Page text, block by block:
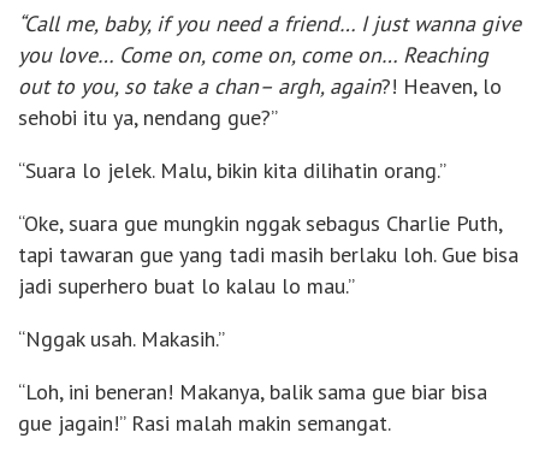
“Call me, baby, if you need a friend… I just wanna give
you love… Come on, come on, come on… Reaching
out to you, so take a chan– argh, again?! Heaven, lo
sehobi itu ya, nendang gue?”
“Suara lo jelek. Malu, bikin kita dilihatin orang.”
“Oke, suara gue mungkin nggak sebagus Charlie Puth,
tapi tawaran gue yang tadi masih berlaku loh. Gue bisa
jadi superhero buat lo kalau lo mau.”
“Nggak usah. Makasih.”
“Loh, ini beneran! Makanya, balik sama gue biar bisa
gue jagain!” Rasi malah makin semangat.